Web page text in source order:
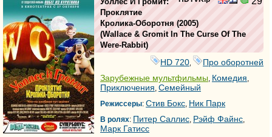
Проклятие
Кролика-Оборотня (2005)
(Wallace & Gromit In The Curse Of The
Were-Rabbit)
HD 720
Про оборотней
Зарубежные мультфильмы, Комедия,
Приключения, Семейный
Режиссеры: Стив Бокс, Ник Парк
В ролях: Питер Саллис, Рэйф Файнс,
Марк Гатисс